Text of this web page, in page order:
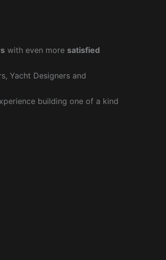
with even more satisfied
Yacht Designers and
building one of a kind